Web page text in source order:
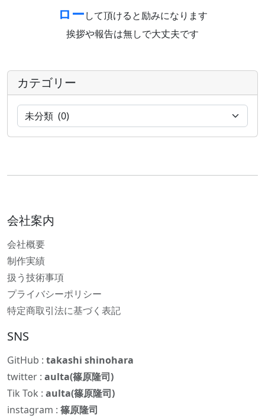
ローして頂けると励みになります
挨拶や報告は無しで大丈夫です
カテゴリー
会社案内
会社概要
制作実績
扱う技術事項
プライバシーポリシー
特定商取引法に基づく表記
SNS
GitHub : takashi shinohara
twitter : aulta(篠原隆司)
Tik Tok : aulta(篠原隆司)
instagram : 篠原隆司